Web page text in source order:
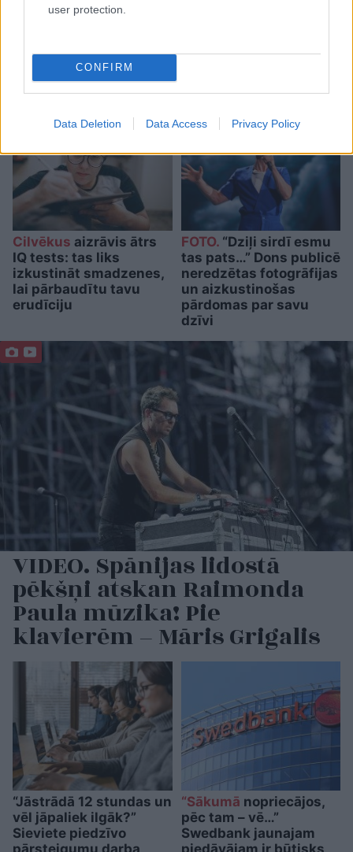
user protection.
CONFIRM
Data Deletion Data Access Privacy Policy
turpināsiet nemīlēt vīru un
dot, jums būs vēzis”
Cilvēkus aizrāvis ātrs
IQ tests: tas liks
izkustināt smadzenes,
lai pārbaudītu tavu
erudīciju
FOTO.“Dziļi sirdī esmu
tas pats…” Dons publicē
neredzētas fotogrāfijas
un aizkustinošas
pārdomas par savu
dzīvi
VIDEO. Spānijas lidostā
pēkšņi atskan Raimonda
Paula mūzika! Pie
klavierēm – Māris Grigalis
“Jāstrādā 12 stundas un
vēl jāpaliek ilgāk?”
Sieviete piedzīvo
“Sākumā nopriecājos,
pēc tam – vē…”
Swedbank jaunajam